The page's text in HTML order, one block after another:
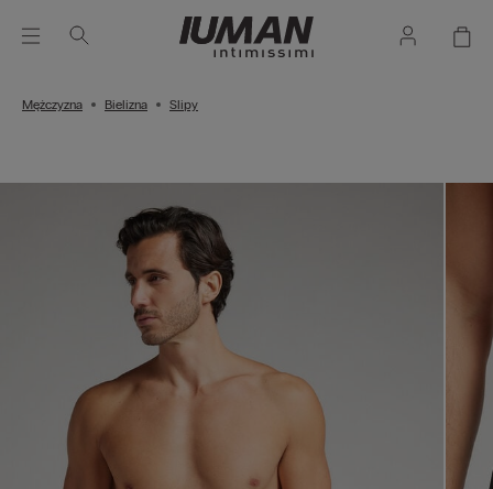
Mężczyzna Bielizna Slipy